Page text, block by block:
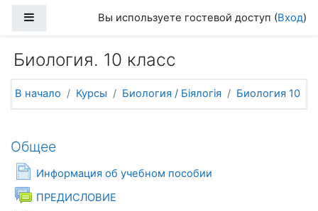
Боковая панельВы используете гостевой доступ (Вход)
Биология. 10 класс
В начало Курсы Биология / Біялогія Биология 10
Тематический план
Общее
Информация об учебном пособииСтраница
ПРЕДИСЛОВИЕ
Форум